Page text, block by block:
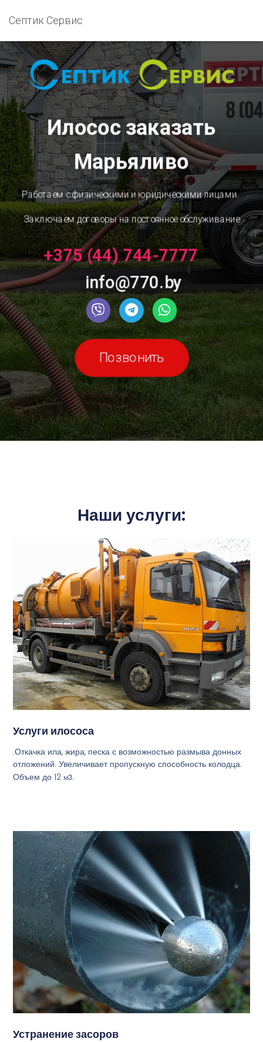
Септик Сервис
Илосос заказать
Марьяливо
Работаем с физическими и юридическими лицами.
Заключаем договоры на постоянное обслуживание
+375 (44) 744-7777
info@770.by
Позвонить
Наши услуги:
Услуги илососа
.Откачка ила, жира, песка с возможностью размыва донных
отложений. Увеличивает пропускную способность колодца.
Объем до 12м3.
Устранение засоров